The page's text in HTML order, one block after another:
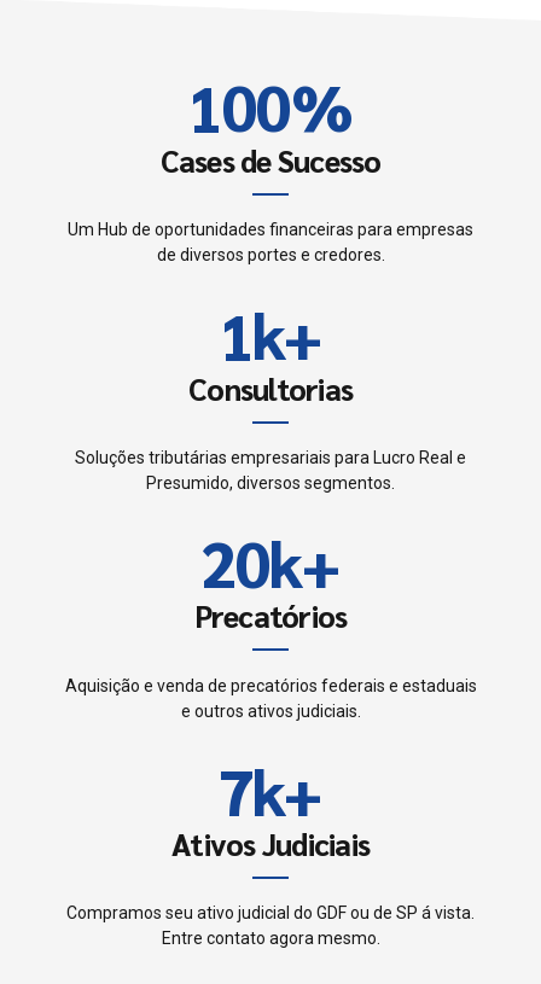
1
2
3
5
6
7
8
9
0
00%
Cases de Sucesso
Um Hub de oportunidades financeiras para empresas
de diversos portes e credores.
0
1
2
3
4
5
6
7
8
9
0
k+
Consultorias
Soluções tributárias empresariais para Lucro Real e
Presumido, diversos segmentos.
0
1
2
3
4
5
6
7
8
3
4
5
6
7
8
9
0k+
Precatórios
Aquisição e venda de precatórios federais e estaduais
e outros ativos judiciais.
0
1
2
3
4
5
6
7
8
9
k+
Ativos Judiciais
Compramos seu ativo judicial do GDF ou de SP á vista.
Entre contato agora mesmo.